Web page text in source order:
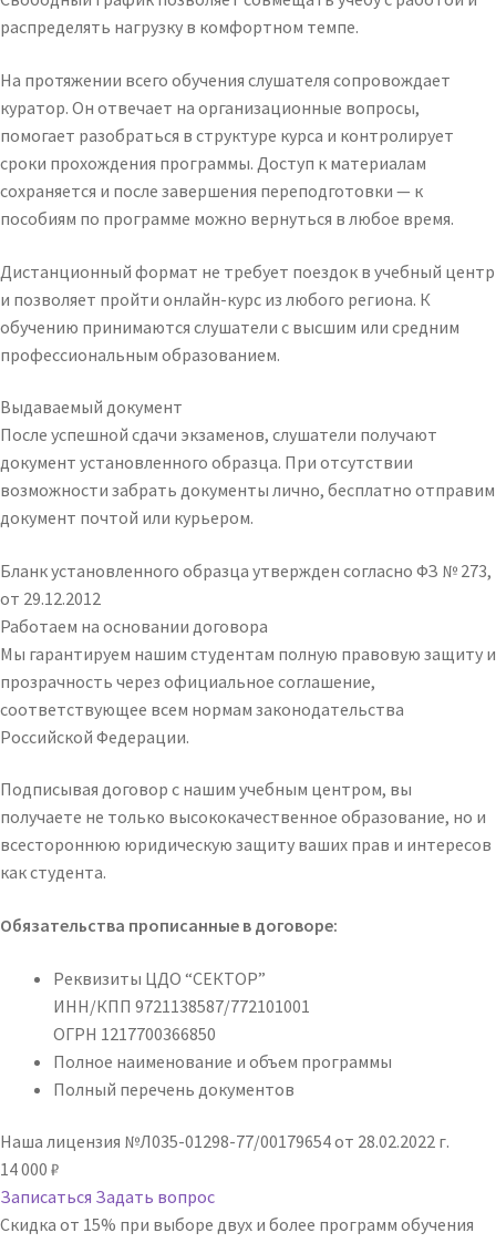
распределять нагрузку в комфортном темпе.
На протяжении всего обучения слушателя сопровождает
куратор. Он отвечает на организационные вопросы,
помогает разобраться в структуре курса и контролирует
сроки прохождения программы. Доступ к материалам
сохраняется и после завершения переподготовки — к
пособиям по программе можно вернуться в любое время.
Дистанционный формат не требует поездок в учебный центр
и позволяет пройти онлайн-курс из любого региона. К
обучению принимаются слушатели с высшим или средним
профессиональным образованием.
Выдаваемый документ
После успешной сдачи экзаменов, слушатели получают
документ установленного образца. При отсутствии
возможности забрать документы лично, бесплатно отправим
документ почтой или курьером.
Бланк установленного образца утвержден согласно ФЗ № 273,
от 29.12.2012
Работаем на основании договора
Мы гарантируем нашим студентам полную правовую защиту и
прозрачность через официальное соглашение,
соответствующее всем нормам законодательства
Российской Федерации.
Подписывая договор с нашим учебным центром, вы
получаете не только высококачественное образование, но и
всестороннюю юридическую защиту ваших прав и интересов
как студента.
Обязательства прописанные в договоре:
Реквизиты ЦДО “СЕКТОР”
ИНН/КПП 9721138587/772101001
ОГРН 1217700366850
Полное наименование и объем программы
Полный перечень документов
Наша лицензия №Л035-01298-77/00179654 от 28.02.2022 г.
14 000 ₽
Записаться Задать вопрос
Скидка от 15% при выборе двух и более программ обучения